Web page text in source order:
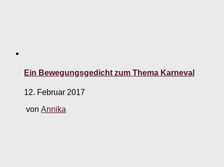
Ein Bewegungsgedicht zum Thema Karneval
12. Februar 2017
von Annika